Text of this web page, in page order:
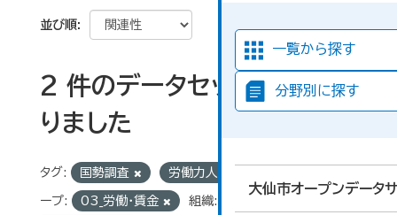
一覧から探す
分野別に探す
大仙市オープンデータ
並び順
2 件のデータセットが見つか
りました
タグ: 国勢調査 労働力人口
ープ: 03_労働・賃金 組織: